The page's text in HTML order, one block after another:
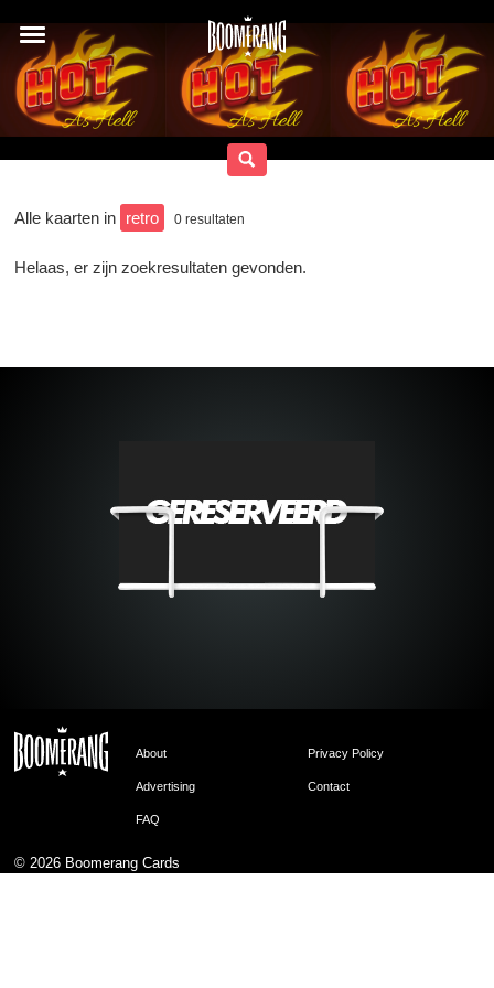
Alle kaarten in retro 0 resultaten
Helaas, er zijn zoekresultaten gevonden.
About Privacy Policy
Advertising Contact
FAQ
© 2026 Boomerang Cards